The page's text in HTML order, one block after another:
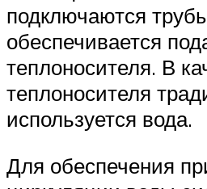
подключаются
обеспечивается
теплоносителя. В
теплоносителя
используется вода.
Для обеспечения